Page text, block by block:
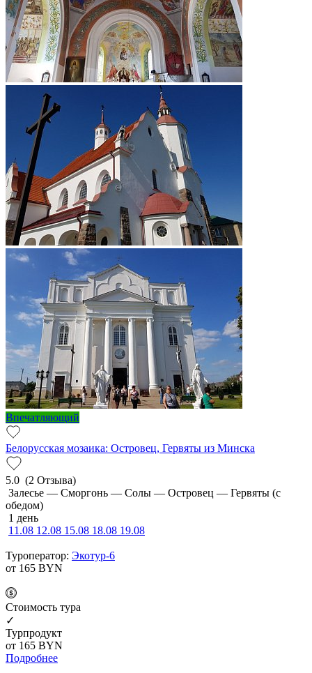
Впечатляющий
Белорусская мозаика: Островец, Гервяты из Минска
5.0 (2 Отзыва)
Залесье — Сморгонь — Солы — Островец — Гервяты (с
обедом)
1 день
11.08 12.08 15.08 18.08 19.08
Туроператор: Экотур-6
от 165 BYN
Cтоимость тура
✓
Турпродукт
от 165 BYN
Подробнее